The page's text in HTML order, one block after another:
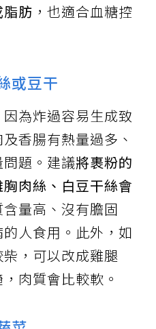
肪 ，也適合血糖控
或豆干
為炸過容易生成致
香腸有熱量過多、
題。建議將裹粉的
肉絲、白豆干絲會
含量高、沒有膽固
人食用。此外，如
，可以改成雞腿
肉質會比較軟。